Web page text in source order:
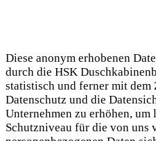
Diese anonym erhobenen
durch die HSK
statistisch und ferner mit dem
Datenschutz und die
Unternehmen zu erhöhen,
Schutzniveau für die von uns